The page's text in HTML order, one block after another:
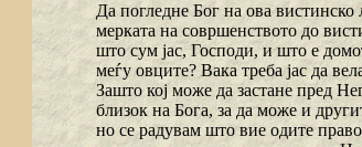
Да погледне Бог на ова
мерката на совршенството до
што сум јас, Господи, и што е
меѓу овците? Вака треба јас да
Зашто кој може да застане пред
близок на Бога, за да може и
но се радувам што вие одите